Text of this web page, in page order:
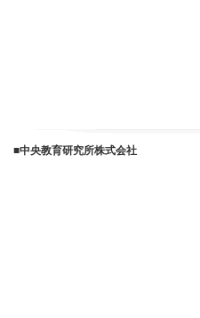
■中央教育研究所株式会社